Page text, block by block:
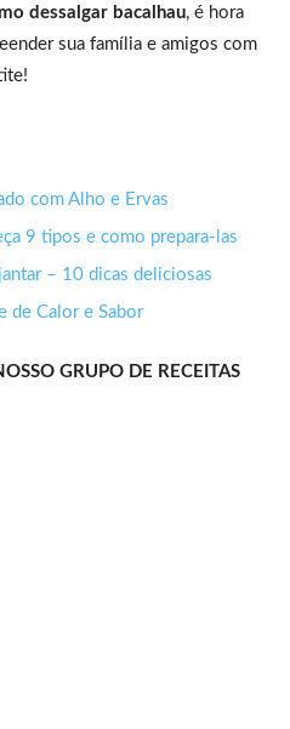
dessalgar bacalhau, é hora
sua família e amigos com
com Alho e Ervas
9 tipos e como prepara-las
– 10 dicas deliciosas
de Calor e Sabor
GRUPO DE RECEITAS